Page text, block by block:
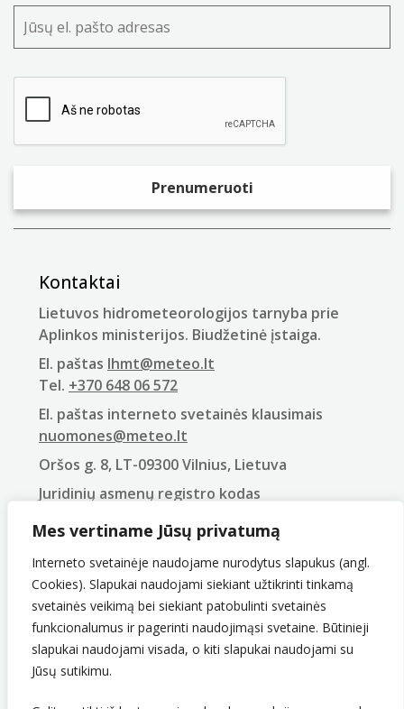
Mes vertiname Jūsų privatumą
Interneto svetainėje naudojame nurodytus slapukus (angl.
Cookies). Slapukai naudojami siekiant užtikrinti tinkamą
svetainės veikimą bei siekiant patobulinti svetainės
funkcionalumus ir pagerinti naudojimąsi svetaine. Būtinieji
slapukai naudojami visada, o kiti slapukai naudojami su
Jūsų sutikimu.
Kontaktai
Lietuvos hidrometeorologijos tarnyba prie
Aplinkos ministerijos. Biudžetinė įstaiga.
El. paštas lhmt@meteo.lt
Tel. +370 648 06 572
El. paštas interneto svetainės klausimais
nuomones@meteo.lt
Oršos g. 8, LT-09300 Vilnius, Lietuva
Juridinių asmenų registro kodas
PVM mokėtojo kodas
LT907432416